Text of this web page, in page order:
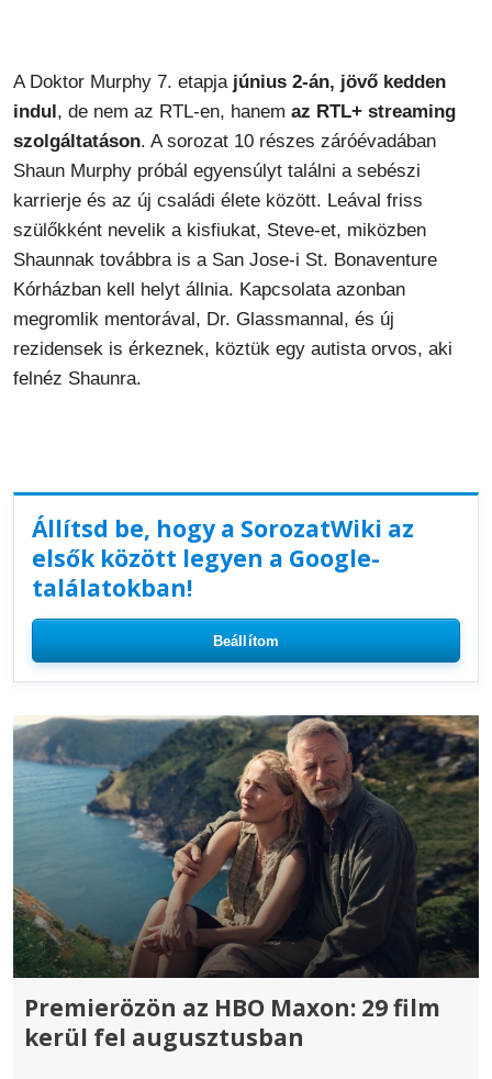
A Doktor Murphy 7. etapja június 2-án, jövő kedden
indul, de nem az RTL-en, hanem az RTL+ streaming
szolgáltatáson. A sorozat 10 részes záróévadában
Shaun Murphy próbál egyensúlyt találni a sebészi
karrierje és az új családi élete között. Leával friss
szülőkként nevelik a kisfiukat, Steve-et, miközben
Shaunnak továbbra is a San Jose-i St. Bonaventure
Kórházban kell helyt állnia. Kapcsolata azonban
megromlik mentorával, Dr. Glassmannal, és új
rezidensek is érkeznek, köztük egy autista orvos, aki
felnéz Shaunra.
Állítsd be, hogy a SorozatWiki az
elsők között legyen a Google-
találatokban!
Beállítom
Premierözön az HBO Maxon: 29 film
kerül fel augusztusban